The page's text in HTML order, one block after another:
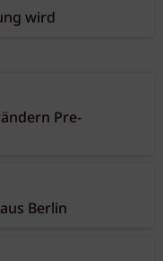
wird
Pre-
Berlin